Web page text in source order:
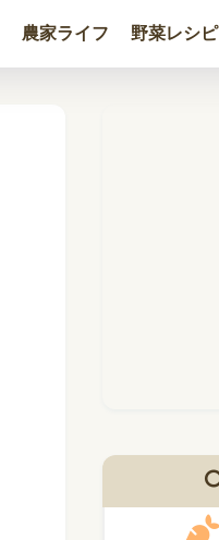
農家ライフ 野菜レシピ